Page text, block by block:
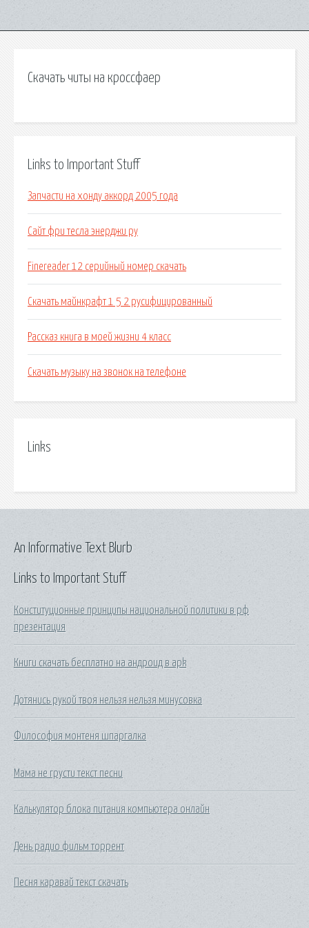
Скачать читы на кроссфаер
Links to Important Stuff
Запчасти на хонду аккорд 2005 года
Сайт фри тесла энерджи ру
Finereader 12 серийный номер скачать
Скачать майнкрафт 1 5 2 русифицированный
Рассказ книга в моей жизни 4 класс
Скачать музыку на звонок на телефоне
Links
Links to Important Stuff
Конституционные принципы национальной политики в рф
презентация
Книги скачать бесплатно на андроид в apk
Дотянись рукой твоя нельзя нельзя минусовка
Философия монтеня шпаргалка
Мама не грусти текст песни
Калькулятор блока питания компьютера онлайн
День радио фильм торрент
Песня каравай текст скачать
An Informative Text Blurb